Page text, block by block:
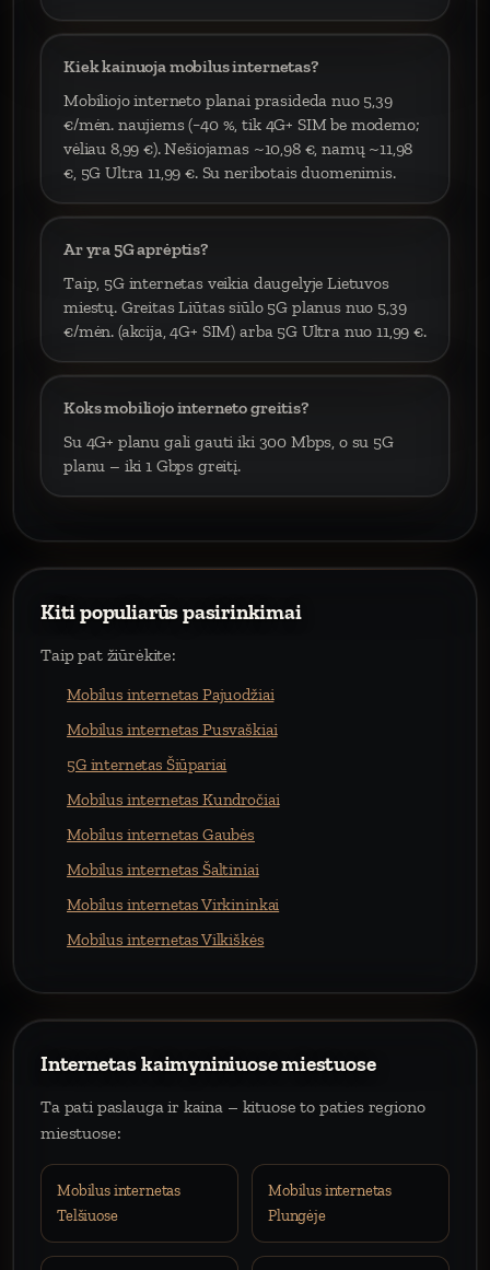
Kiek kainuoja mobilus internetas?
Mobiliojo interneto planai prasideda nuo 5,39
€/mėn. naujiems (−40 %, tik 4G+ SIM be modemo;
vėliau 8,99 €). Nešiojamas ~10,98 €, namų ~11,98
€, 5G Ultra 11,99 €. Su neribotais duomenimis.
Ar yra 5G aprėptis?
Taip, 5G internetas veikia daugelyje Lietuvos
miestų. Greitas Liūtas siūlo 5G planus nuo 5,39
€/mėn. (akcija, 4G+ SIM) arba 5G Ultra nuo 11,99 €.
Koks mobiliojo interneto greitis?
Su 4G+ planu gali gauti iki 300 Mbps, o su 5G
planu – iki 1 Gbps greitį.
Kiti populiarūs pasirinkimai
Taip pat žiūrėkite:
Mobilus internetas Pajuodžiai
Mobilus internetas Pusvaškiai
5G internetas Šiūpariai
Mobilus internetas Kundročiai
Mobilus internetas Gaubės
Mobilus internetas Šaltiniai
Mobilus internetas Virkininkai
Mobilus internetas Vilkiškės
Internetas kaimyniniuose miestuose
Ta pati paslauga ir kaina – kituose to paties regiono
miestuose:
Mobilus internetas
Telšiuose
Mobilus internetas
Plungėje